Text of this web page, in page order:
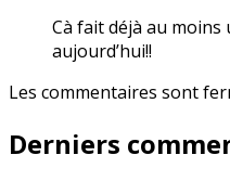
Cà fait déjà au
aujourd’hui!!
Les commentaires sont
Derniers